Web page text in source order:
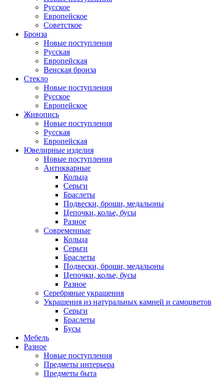
Русское
Европейское
Советсткое
Бронза
Новые поступления
Русская
Европейская
Венская бронза
Стекло
Новые поступления
Русское
Европейское
Живопись
Новые поступления
Русская
Европейская
Ювелирные изделия
Новые поступления
Антикварные
Кольца
Серьги
Браслеты
Подвески, броши, медальоны
Цепочки, колье, бусы
Разное
Современные
Кольца
Серьги
Браслеты
Подвески, броши, медальоны
Цепочки, колье, бусы
Разное
Серебряные украшения
Украшения из натуральных камней и самоцветов
Серьги
Браслеты
Бусы
Мебель
Разное
Новые поступления
Предметы интерьера
Предметы быта